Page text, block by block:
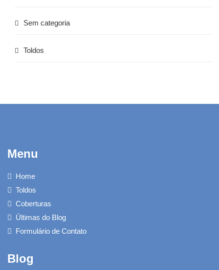
Sem categoria
Toldos
Menu
Home
Toldos
Coberturas
Últimas do Blog
Formulário de Contato
Blog